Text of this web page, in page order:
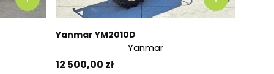
Yanmar YM2010D
Yanmar
Preis
12 500,00 zł